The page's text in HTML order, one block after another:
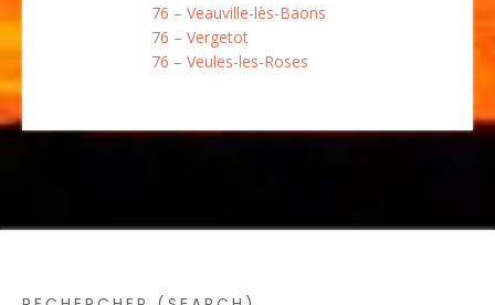
76 – Veauville-lès-Baons
76 – Vergetot
76 – Veules-les-Roses